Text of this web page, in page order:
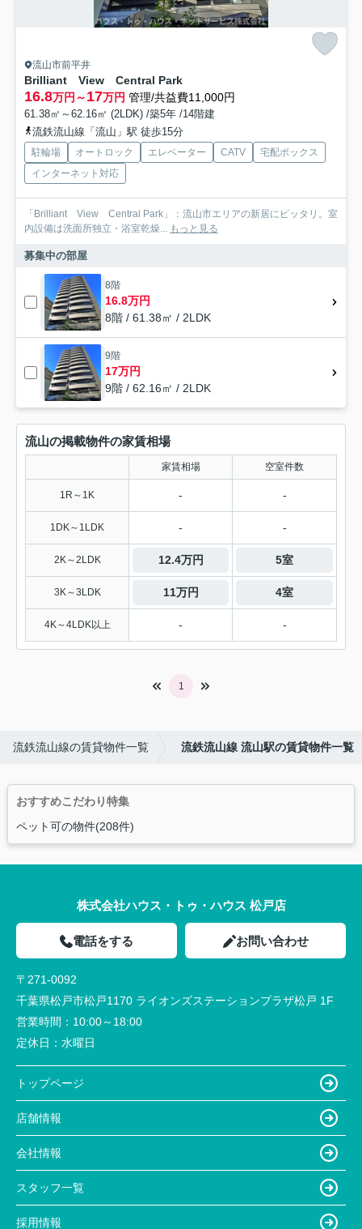
流山市前平井
Brilliant View Central Park
16.8万円～17万円 管理/共益費11,000円
61.38㎡～62.16㎡ (2LDK) /築5年 /14階建
流鉄流山線「流山」駅 徒歩15分
駐輪場 オートロック エレベーター CATV
宅配ボックス
インターネット対応
「Brilliant View Central Park」：流山市エリアの新居にピッタリ。室
内設備は洗面所独立・浴室乾燥... もっと見る
募集中の部屋
8階
16.8万円
8階 / 61.38㎡ / 2LDK
9階
17万円
9階 / 62.16㎡ / 2LDK
流山の掲載物件の家賃相場
家賃相場 空室件数
1R～1K - -
1DK～1LDK - -
2K～2LDK 12.4万円 5室
3K～3LDK 11万円 4室
4K～4LDK以上 - -
1
流鉄流山線の賃貸物件一覧 流鉄流山線 流山駅の賃貸物件一覧
おすすめこだわり特集
ペット可の物件(208件)
株式会社ハウス・トゥ・ハウス 松戸店
電話をする お問い合わせ
〒271-0092
千葉県松戸市松戸1170 ライオンズステーションプラザ松戸 1F
営業時間： 10:00～18:00
定休日： 水曜日
トップページ
店舗情報
会社情報
スタッフ一覧
採用情報